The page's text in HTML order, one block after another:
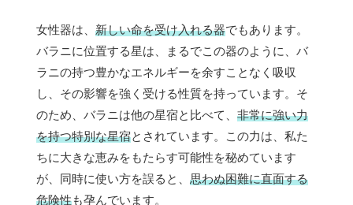
女性器は、 新しい命を受け入れる器でもあります。
バラニに位置する星は、まるでこの器のように、バ
ラニの持つ豊かなエネルギーを余すことなく吸収
し、その影響を強く受ける性質を持っています。そ
のため、バラニは他の星宿と比べて、 非常に強い力
を持つ特別な星宿とされています。この力は、私た
ちに大きな恵みをもたらす可能性を秘めています
が、同時に使い方を誤ると、 思わぬ困難に直面する
危険性も孕んでいます。